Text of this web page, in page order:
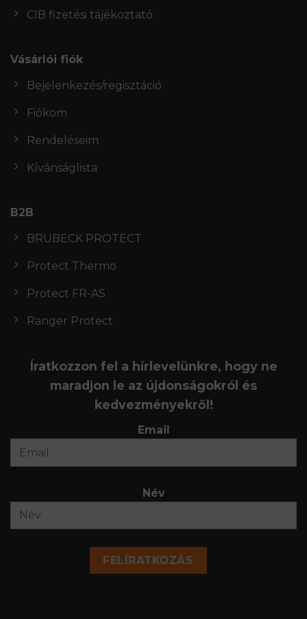
CIB fizetési tájékoztató
Vásárlói fiók
Bejelenkezés/regisztáció
Fiókom
Rendeléseim
Kívánságlista
B2B
BRUBECK PROTECT
Protect Thermo
Protect FR-AS
Ranger Protect
Íratkozzon fel a hírlevelünkre, hogy ne
maradjon le az újdonságokról és
kedvezményekről!
Email
Név
FELÍRATKOZÁS